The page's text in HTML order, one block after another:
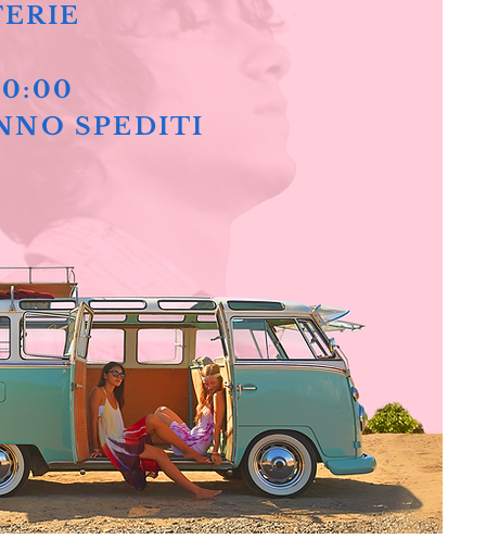
SPEDITI